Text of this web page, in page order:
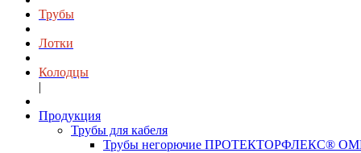
Трубы
Лотки
Колодцы
Продукция
Трубы для кабеля
Трубы негорючие ПРОТЕКТОРФЛЕКС®